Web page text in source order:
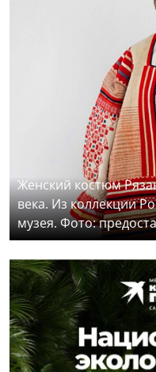
Женский костюм
века. Из коллекции
музея. Фото: